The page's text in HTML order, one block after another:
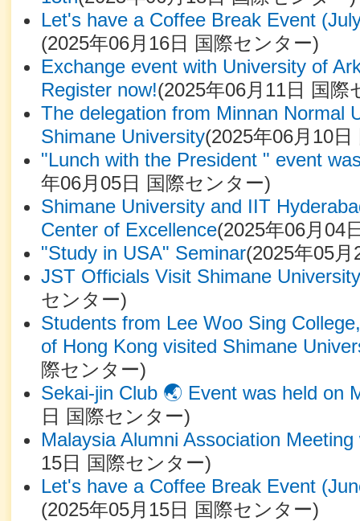
Let's have a Coffee Break Event
(2025年06月16日 国際センター)
Exchange event with University of
Register now!(2025年06月11日 国際
The delegation from Minnan Normal
Shimane University(2025年06月10日
"Lunch with the President " event
年06月05日 国際センター)
Shimane University and IIT
Center of Excellence(2025年06月04
"Study in USA" Seminar(2025年05月
JST Officials Visit Shimane University
センター)
Students from Lee Woo Sing
of Hong Kong visited Shimane
際センター)
Sekai-jin Club 🌏 Event was held on
日 国際センター)
Malaysia Alumni Association
15日 国際センター)
Let's have a Coffee Break Event
(2025年05月15日 国際センター)